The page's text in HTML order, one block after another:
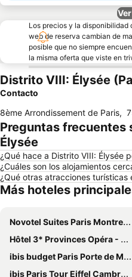
Los precios y la
web de reserva cambian de
posible que no siempre
la misma oferta que viste en
Distrito VIII: Élysée
Contacto
8ème Arrondissement de Paris,
Preguntas frecuentes
Élysée
¿Qué hace a Distrito VIII: Élysée
¿Cuáles son los alojamientos
¿Qué otras atracciones turísticas
Más hoteles
Novotel Suites Paris Montreuil Vincennes
Hôtel 3* Provinces Opéra - Vacances Bleues
ibis budget Paris Porte de Montmartre
ibis Paris Tour Eiffel Cambronne 15ème